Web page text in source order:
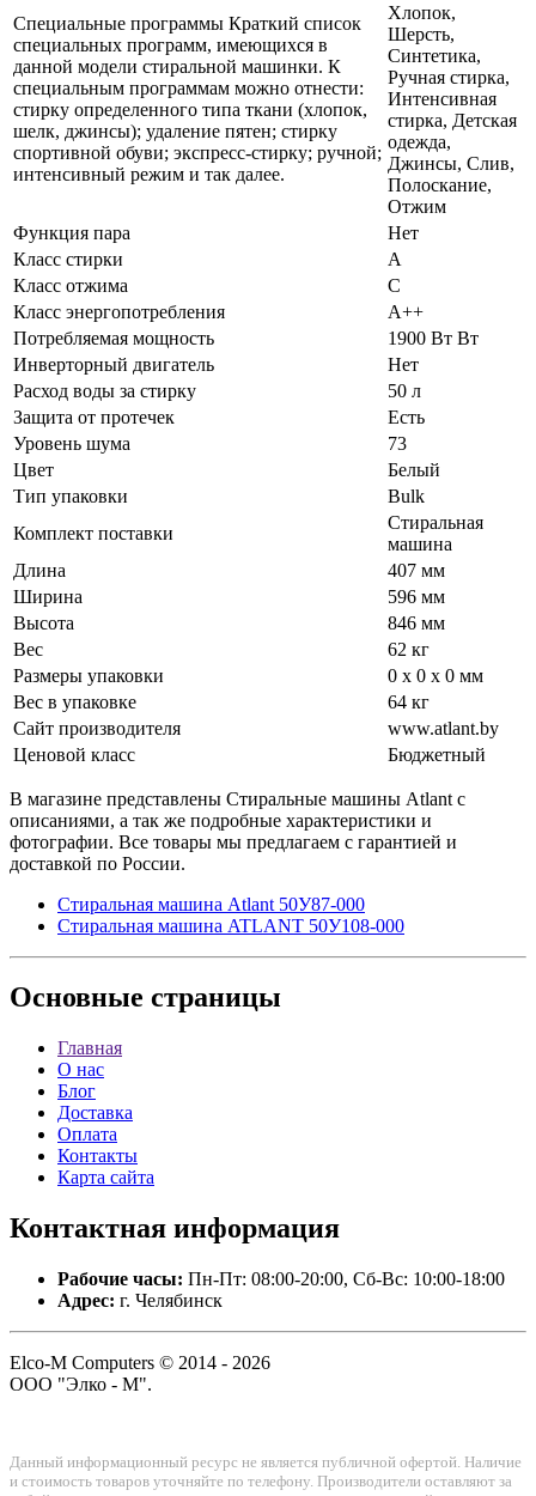
Специальные программы Краткий список
специальных программ, имеющихся в
данной модели стиральной машинки. К
специальным программам можно отнести:
стирку определенного типа ткани (хлопок,
шелк, джинсы); удаление пятен; стирку
спортивной обуви; экспресс-стирку; ручной;
интенсивный режим и так далее.
Хлопок,
Шерсть,
Синтетика,
Ручная стирка,
Интенсивная
стирка, Детская
одежда,
Джинсы, Слив,
Полоскание,
Отжим
Функция пара
Нет
Класс стирки
A
Класс отжима
C
Класс энергопотребления
A++
Потребляемая мощность
1900 Вт Вт
Инверторный двигатель
Нет
Расход воды за стирку
50 л
Защита от протечек
Есть
Уровень шума
73
Цвет
Белый
Тип упаковки
Bulk
Комплект поставки
Стиральная
машина
Длина
407 мм
Ширина
596 мм
Высота
846 мм
Вес
62 кг
Размеры упаковки
0 x 0 x 0 мм
Вес в упаковке
64 кг
Сайт производителя
www.atlant.by
Ценовой класс
Бюджетный
В магазине представлены Стиральные машины Аtlant с
описаниями, а так же подробные характеристики и
фотографии. Все товары мы предлагаем с гарантией и
доставкой по России.
Стиральная машина Atlant 50У87-000
Стиральная машина ATLANT 50У108-000
Основные страницы
Главная
О нас
Блог
Доставка
Оплата
Контакты
Карта сайта
Контактная информация
Рабочие часы: Пн-Пт: 08:00-20:00, Сб-Вс: 10:00-18:00
Адрес: г. Челябинск
Elco-M Computers © 2014 - 2026
ООО "Элко - М".
Данный информационный ресурс не является публичной офертой. Наличие
и стоимость товаров уточняйте по телефону. Производители оставляют за